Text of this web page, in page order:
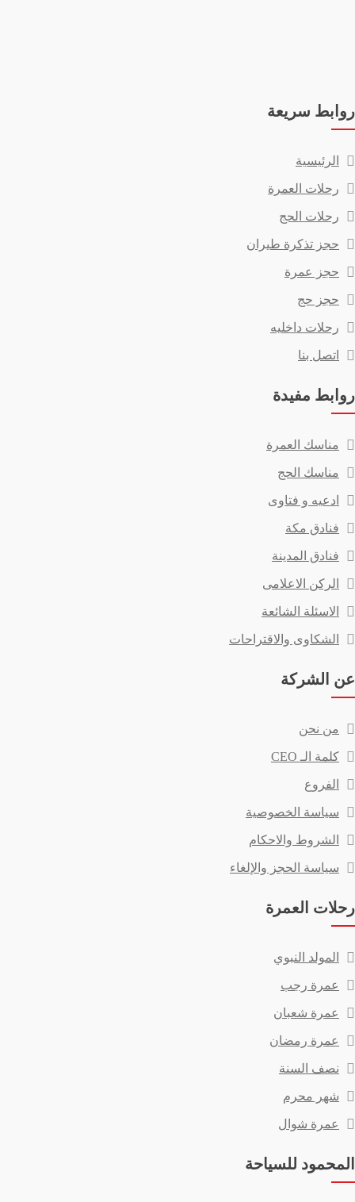
روابط سريعة
الرئيسية
رحلات العمرة
رحلات الحج
حجز تذكرة طيران
حجز عمرة
حجز حج
رحلات داخليه
اتصل بنا
روابط مفيدة
مناسك العمرة
مناسك الحج
ادعيه و فتاوى
فنادق مكة
فنادق المدينة
الركن الاعلامى
الاسئلة الشائعة
الشكاوى والاقتراحات
عن الشركة
من نحن
كلمة الـ CEO
الفروع
سياسة الخصوصية
الشروط والاحكام
سياسة الحجز والإلغاء
رحلات العمرة
المولد النبوي
عمرة رجب
عمرة شعبان
عمرة رمضان
نصف السنة
شهر محرم
عمرة شوال
المحمود للسياحة